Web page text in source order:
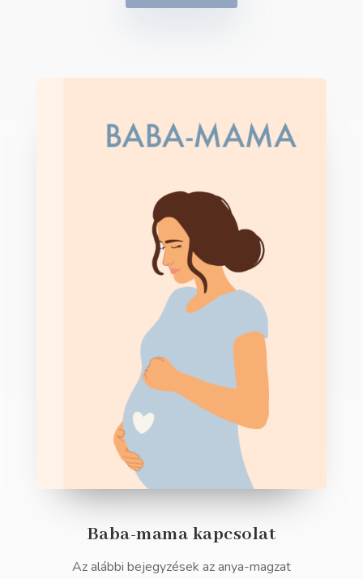
Baba-mama kapcsolat
Az alábbi bejegyzések az anya-magzat